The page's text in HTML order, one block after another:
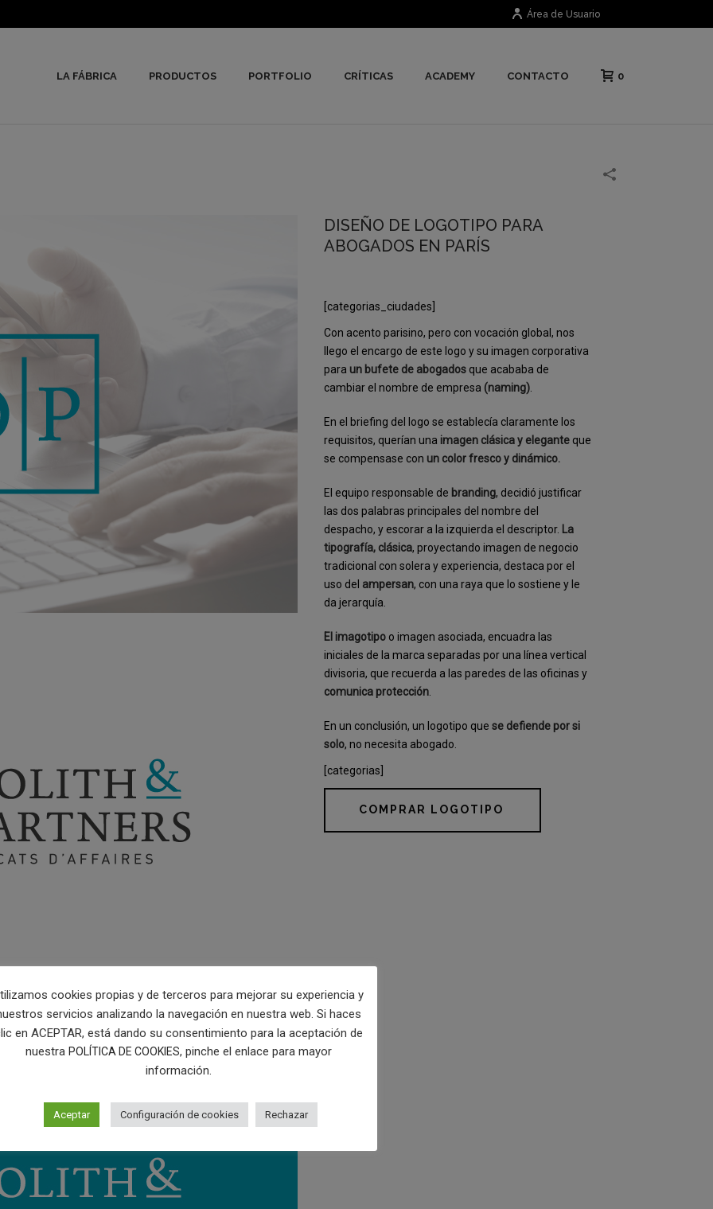
Área de Usuario
LA FÁBRICA PRODUCTOS PORTFOLIO CRÍTICAS ACADEMY CONTACTO 0
DISEÑO DE LOGOTIPO PARA
ABOGADOS EN PARÍS
[categorias_ciudades]
Con acento parisino, pero con vocación global, nos
llego el encargo de este logo y su imagen corporativa
para un bufete de abogados que acababa de
cambiar el nombre de empresa (naming)
En el briefing del logo se establecía claramente los
requisitos, querían una imagen clásica y elegante que
se compensase con un color fresco y dinámico.
El equipo responsable de branding, decidió justificar
las dos palabras principales del nombre del
despacho, y escorar a la izquierda el descriptor. La
tipografía, clásica, proyectando imagen de negocio
tradicional con solera y experiencia, destaca por el
uso del ampersan, con una raya que lo sostiene y le
da jerarquía.
El imagotipo o imagen asociada, encuadra las
iniciales de la marca separadas por una línea vertical
divisoria, que recuerda a las paredes de las oficinas y
comunica protección
En un conclusión, un logotipo que se defiende por si
solo, no necesita abogado.
[categorias]
COMPRAR LOGOTIPO
cookies propias y de terceros para mejorar su experiencia y
servicios analizando la navegación en nuestra web. Si haces
en ACEPTAR, está dando su consentimiento para la aceptación de
nuestra POLÍTICA DE COOKIES, pinche el enlace para mayor
información.
Aceptar Configuración de cookies Rechazar